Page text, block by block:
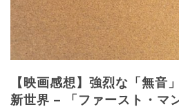
【映画感想】強烈な「無音
新世界 – 「ファースト・